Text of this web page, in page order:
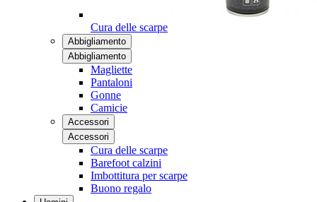
Cura delle scarpe
Abbigliamento
Abbigliamento
Magliette
Pantaloni
Gonne
Camicie
Accessori
Accessori
Cura delle scarpe
Barefoot calzini
Imbottitura per scarpe
Buono regalo